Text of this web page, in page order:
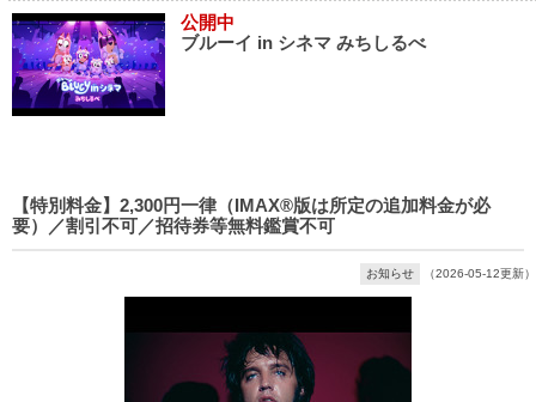
公開中
ブルーイ in シネマ みちしるべ
【特別料金】2,300円一律（IMAX®版は所定の追加料金が必
要）／割引不可／招待券等無料鑑賞不可
お知らせ （2026-05-12更新）